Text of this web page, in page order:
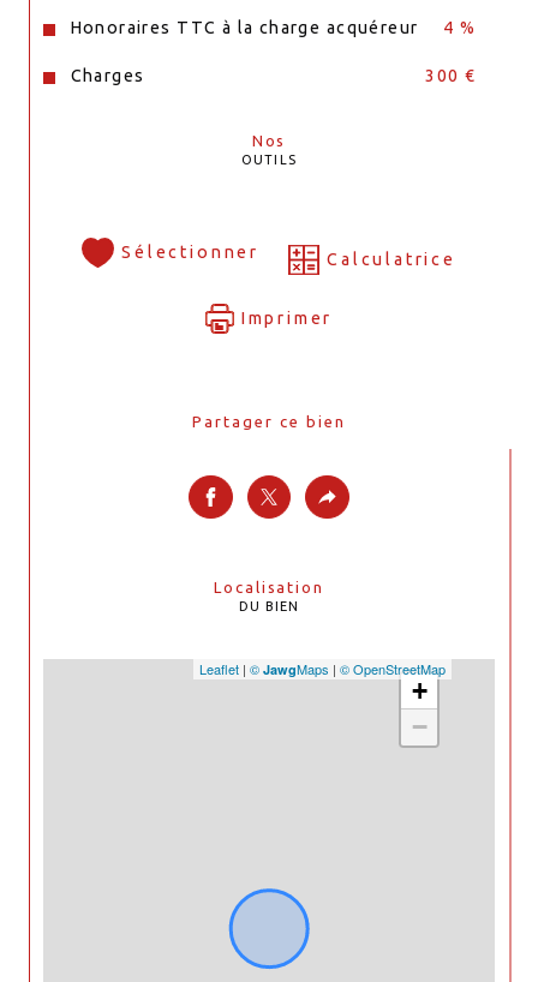
Honoraires TTC à la charge acquéreur 4 %
Charges 300 €
Nos
OUTILS
Sélectionner Calculatrice
Imprimer
Partager ce bien
Localisation
DU BIEN
+
−
Leaflet | © JawgMaps | © OpenStreetMap